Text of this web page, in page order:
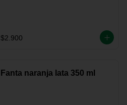
$2.900
Fanta naranja lata 350 ml